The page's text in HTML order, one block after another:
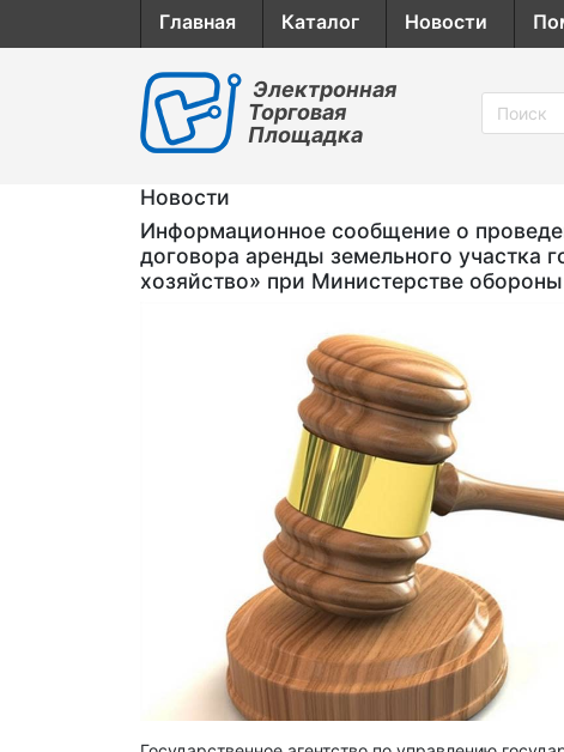
Главная Каталог Новости
Электронная
Торговая
Площадка
Новости
Информационное сообщение о
договора аренды земельного участка
хозяйство» при Министерстве